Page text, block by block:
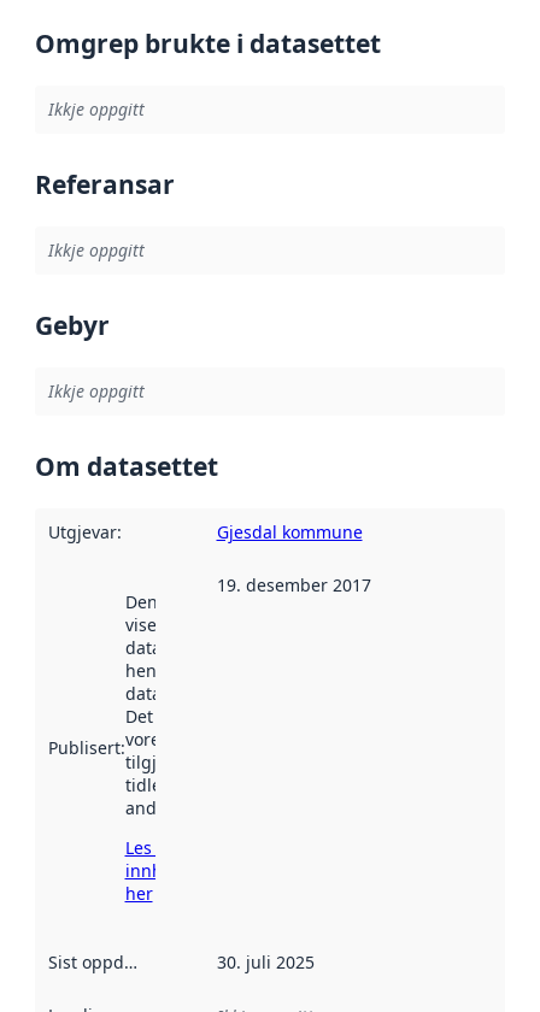
Omgrep brukte i datasettet
Ikkje oppgitt
Referansar
Ikkje oppgitt
Gebyr
Ikkje oppgitt
Om datasettet
Utgjevar: Gjesdal kommune
Publisert:
Denne datoen
viser når
datasettet vart
henta inn av
data.norge.no.
Det kan ha
vore
tilgjengeleg
tidlegare
andre stader.
Les meir om
innhenting
her
19. desember 2017
Sist oppdatert 30. juli 2025